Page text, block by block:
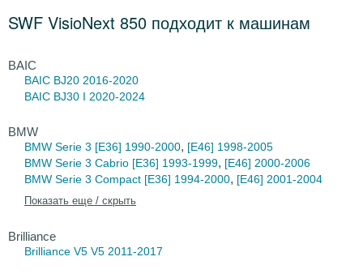
SWF VisioNext 850 подходит к машинам
BAIC
BAIC BJ20 2016-2020
BAIC BJ30 I 2020-2024
BMW
BMW Serie 3 [E36] 1990-2000, [E46] 1998-2005
BMW Serie 3 Cabrio [E36] 1993-1999, [E46] 2000-2006
BMW Serie 3 Compact [E36] 1994-2000, [E46] 2001-2004
Показать еще / скрыть
Brilliance
Brilliance V5 V5 2011-2017